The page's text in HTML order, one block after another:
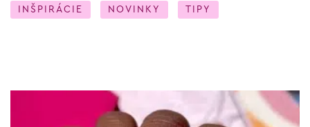
INŠPIRÁCIE NOVINKY TIPY